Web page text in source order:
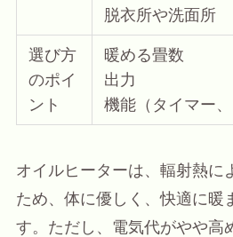
脱衣所や洗面所
選び方
のポイ
ント
暖める畳数
出力
機能（タイマー
オイルヒーターは、輻射熱に
ため、体に優しく、快適に暖
す。ただし、電気代がやや高